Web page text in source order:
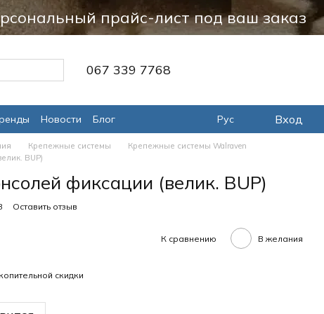
прайс-лист под ваш заказ
067 339 7768
Новости
Блог
Рус Вход
Крепежные системы
Крепежные системы Walraven
BUP)
фиксации (велик. BUP)
Оставить отзыв
К сравнению В желания
скидки